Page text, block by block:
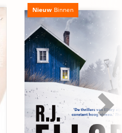
Nieuw Binnen